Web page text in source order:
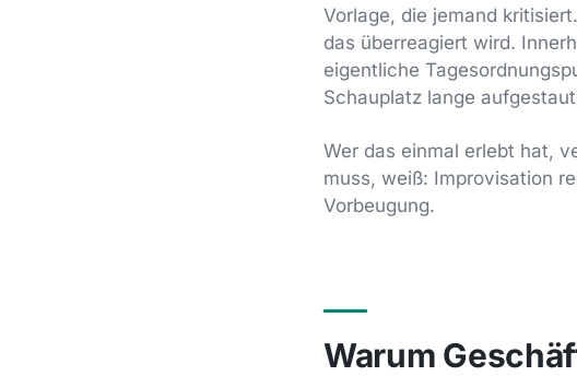
Vorlage, die jemand
das überreagiert wird.
eigentliche
Schauplatz lange
Wer das einmal erlebt hat,
muss, weiß: Improvisation
Vorbeugung.
Warum